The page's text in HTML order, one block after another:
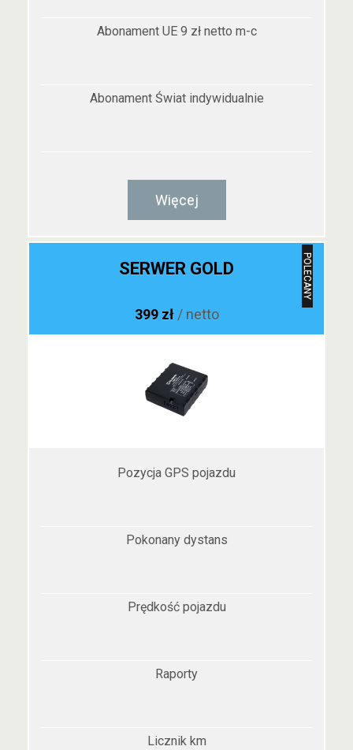
Abonament UE 9 zł netto m-c
Abonament Świat indywidualnie
Więcej
POLECANY
SERWER GOLD
399 zł / netto
Pozycja GPS pojazdu
Pokonany dystans
Prędkość pojazdu
Raporty
Licznik km